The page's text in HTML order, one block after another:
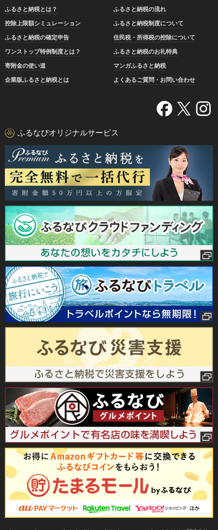
ふるさと納税とは？
ふるさと納税の流れ
控除上限額シミュレーション
ふるさと納税制度について
ふるさと納税の確定申告
住民税・所得税の控除について
ワンストップ特例制度とは？
ふるさと納税のお礼特典
寄附金の使い道
マンガふるさと納税
企業版ふるさと納税とは
よくあるご質問・お問い合わせ
ふるなびオリジナルサービス